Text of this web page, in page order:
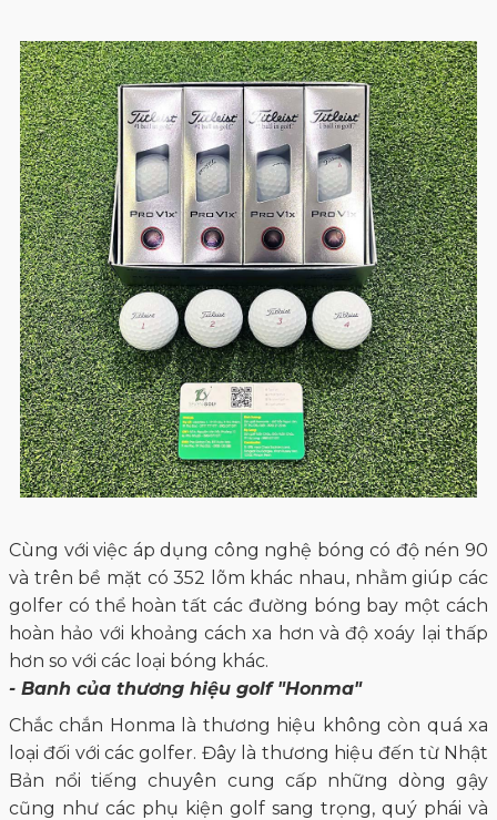
Cùng với việc áp dụng công nghệ bóng có độ nén 90
và trên bề mặt có 352 lõm khác nhau, nhằm giúp các
golfer có thể hoàn tất các đường bóng bay một cách
hoàn hảo với khoảng cách xa hơn và độ xoáy lại thấp
hơn so với các loại bóng khác.
- Banh của thương hiệu golf "Honma"
Chắc chắn Honma là thương hiệu không còn quá xa
loại đối với các golfer. Đây là thương hiệu đến từ Nhật
Bản nổi tiếng chuyên cung cấp những dòng gậy
cũng như các phụ kiện golf sang trọng, quý phái và